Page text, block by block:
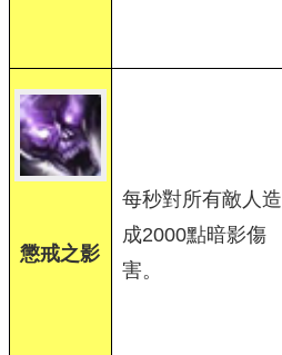
懲戒之影
每秒對所有敵人造
成2000點暗影傷
害。